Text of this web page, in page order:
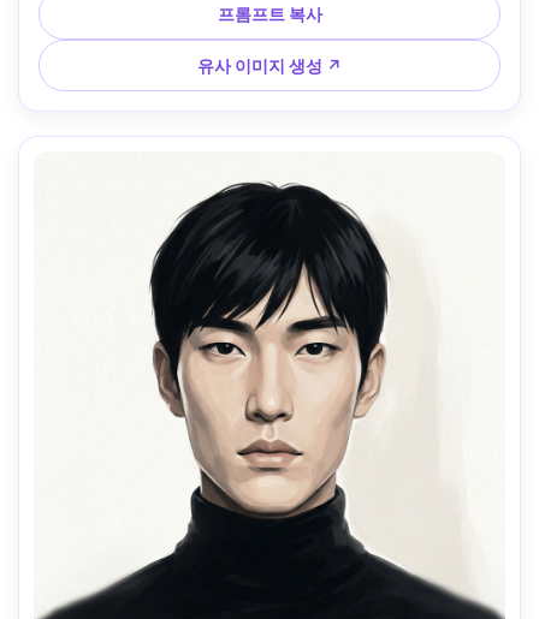
얇은 워시, 종이 결 텍스처, 생동감 있는 가을 팔레트, 활기차고
솔직한 무드, 뚜렷하고 표현력 있는 얼굴, 85mm 렌즈, 얕은 심
도 --ar 4:5
프롬프트 복사
유사 이미지 생성 ↗